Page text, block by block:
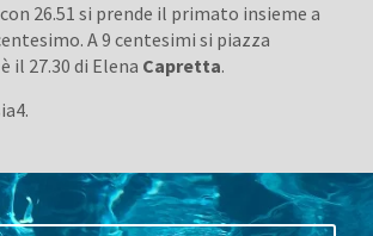
26.51 si prende il primato insieme a
A 9 centesimi si piazza
27.30 di Elena Capretta.